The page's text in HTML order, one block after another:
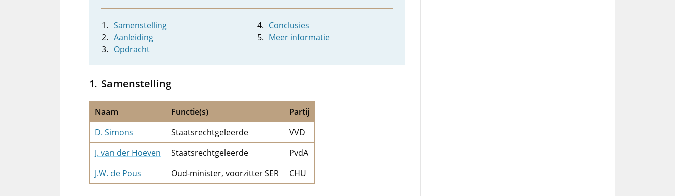
Samenstelling
Aanleiding
Opdracht
Conclusies
Meer informatie
Samenstelling
Naam Functie(s)
Partij
D. Simons
Staatsrechtgeleerde
VVD
J. van der Hoeven
Staatsrechtgeleerde
PvdA
J.W. de Pous
Oud-minister, voorzitter SER CHU